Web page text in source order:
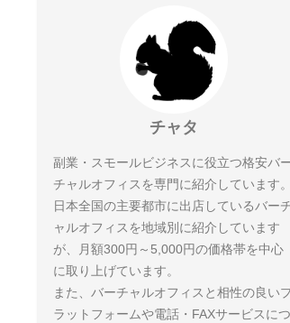
チャタ
副業・スモールビジネスに役立つ格安バ
チャルオフィスを専門に紹介しています。
日本全国の主要都市に出店しているバー
ャルオフィスを地域別に紹介しています
が、月額300円～5,000円の価格帯を中心
に取り上げています。
また、バーチャルオフィスと相性の良い
ラットフォームや電話・FAXサービスにつ